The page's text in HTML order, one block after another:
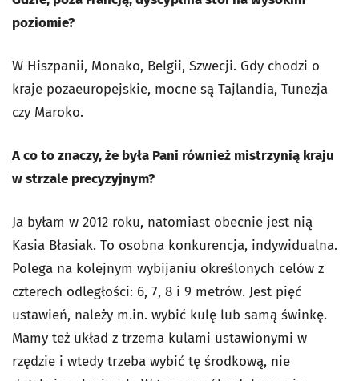
poziomie?
W Hiszpanii, Monako, Belgii, Szwecji. Gdy chodzi o
kraje pozaeuropejskie, mocne są Tajlandia, Tunezja
czy Maroko.
A co to znaczy, że była Pani również mistrzynią kraju
w strzale precyzyjnym?
Ja byłam w 2012 roku, natomiast obecnie jest nią
Kasia Błasiak. To osobna konkurencja, indywidualna.
Polega na kolejnym wybijaniu określonych celów z
czterech odległości: 6, 7, 8 i 9 metrów. Jest pięć
ustawień, należy m.in. wybić kulę lub samą świnkę.
Mamy też układ z trzema kulami ustawionymi w
rzędzie i wtedy trzeba wybić tę środkową, nie